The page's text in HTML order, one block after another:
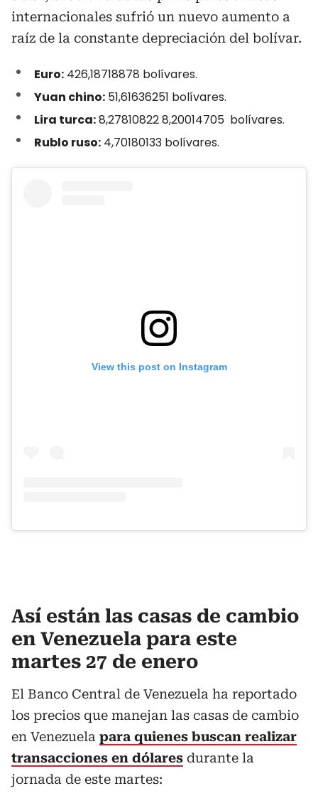
internacionales sufrió un nuevo aumento a
raíz de la constante depreciación del bolívar.
Euro: 426,18718878 bolívares.
Yuan chino: 51,61636251 bolívares.
Lira turca:8,27810822 8,20014705 bolívares.
Rublo ruso: 4,70180133 bolívares.
View this post on Instagram
Así están las casas de cambio
en Venezuela para este
martes 27 de enero
El Banco Central de Venezuela ha reportado
los precios que manejan las casas de cambio
en Venezuela para quienes buscan realizar
transacciones en dólares durante la
jornada de este martes: